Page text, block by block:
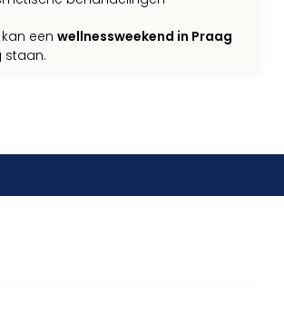
een wellnessweekend in Praag
staan.